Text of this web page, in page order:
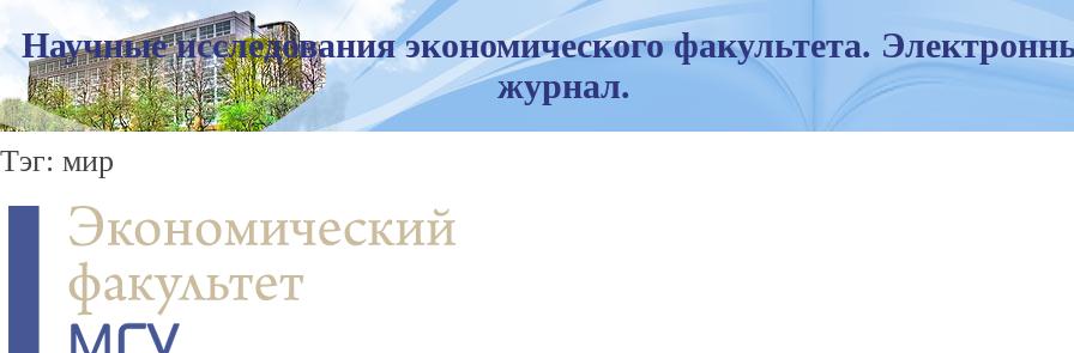
Научные исследования экономического факультета.
журнал.
Тэг: мир